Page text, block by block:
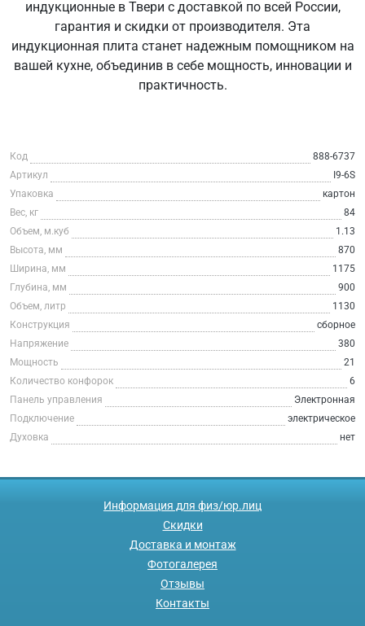
индукционные в Твери с доставкой по всей России,
гарантия и скидки от производителя. Эта
индукционная плита станет надежным помощником на
вашей кухне, объединив в себе мощность, инновации и
практичность.
Код
888-6737
Артикул
I9-6S
Упаковка
картон
Вес, кг
84
Объем, м.куб
1.13
Высота, мм
870
Ширина, мм
1175
Глубина, мм
900
Объем, литр
1130
Конструкция
сборное
Напряжение
380
Мощность
21
Количество конфорок
6
Панель управления
Электронная
Подключение
электрическое
Духовка
нет
Информация для физ/юр.лиц
Скидки
Доставка и монтаж
Фотогалерея
Отзывы
Контакты